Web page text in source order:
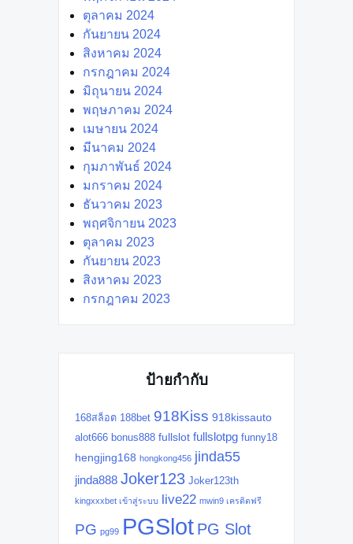
ตุลาคม 2024
กันยายน 2024
สิงหาคม 2024
กรกฎาคม 2024
มิถุนายน 2024
พฤษภาคม 2024
เมษายน 2024
มีนาคม 2024
กุมภาพันธ์ 2024
มกราคม 2024
ธันวาคม 2023
พฤศจิกายน 2023
ตุลาคม 2023
กันยายน 2023
สิงหาคม 2023
กรกฎาคม 2023
ป้ายกำกับ
168สล็อต 188bet 918Kiss 918kissauto
alot666 bonus888 fullslot fullslotpg funny18
hengjing168 hongkong456 jinda55
jinda888 Joker123 Joker123th
kingxxxbet เข้าสู่ระบบ live22 mwin9 เครดิตฟรี
PG pg99 PGSlot PG Slot